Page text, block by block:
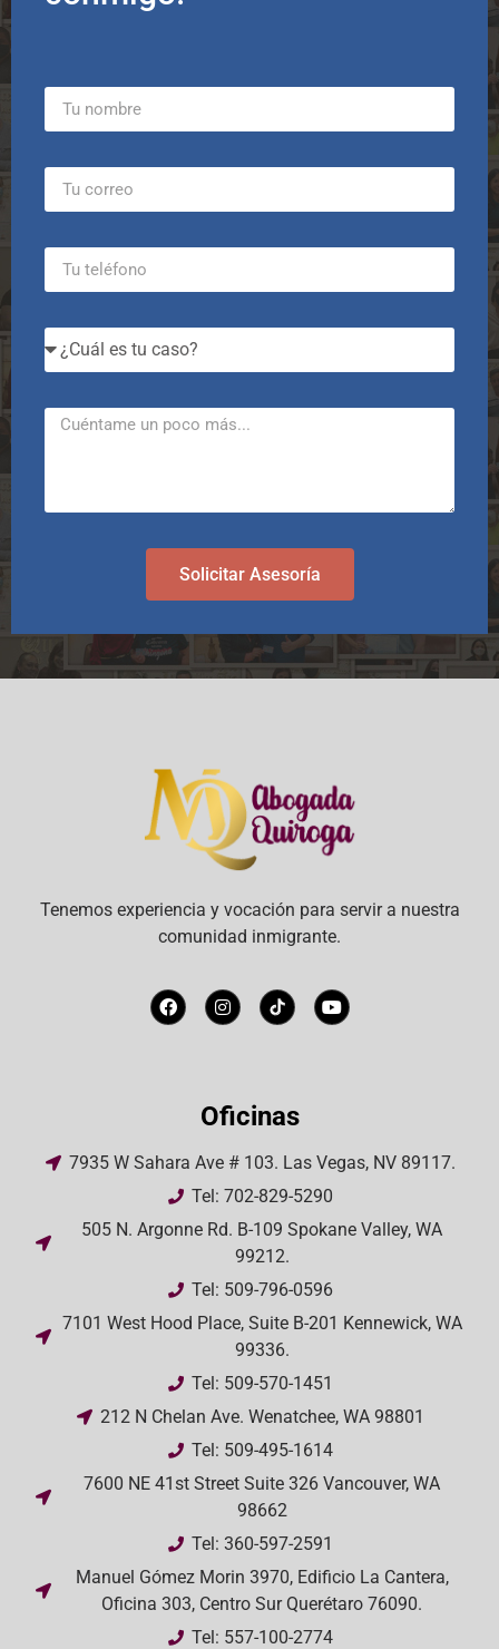
Solicitar Asesoría
Tenemos experiencia y vocación para servir a nuestra
comunidad inmigrante.
Oficinas
7935 W Sahara Ave # 103. Las Vegas, NV 89117.
Tel: 702-829-5290
505 N. Argonne Rd. B-109 Spokane Valley, WA
99212.
Tel: 509-796-0596
7101 West Hood Place, Suite B-201 Kennewick, WA
99336.
Tel: 509-570-1451
212 N Chelan Ave. Wenatchee, WA 98801
Tel: 509-495-1614
7600 NE 41st Street Suite 326 Vancouver, WA
98662
Tel: 360-597-2591
Manuel Gómez Morin 3970, Edificio La Cantera,
Oficina 303, Centro Sur Querétaro 76090.
Tel: 557-100-2774